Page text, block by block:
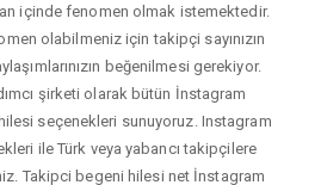
içinde fenomen olmak istemektedir.
olabilmeniz için takipçi sayınızın
beğenilmesi gerekiyor.
şirketi olarak bütün İnstagram
seçenekleri sunuyoruz. Instagram
ile Türk veya yabancı takipçilere
Takipci begeni hilesi net İnstagram